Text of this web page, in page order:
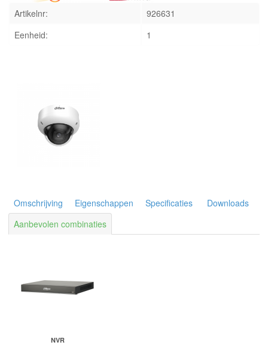
Artikelnr:
926631
Eenheid:
1
Omschrijving Eigenschappen Specificaties
Downloads
Aanbevolen combinaties
NVR